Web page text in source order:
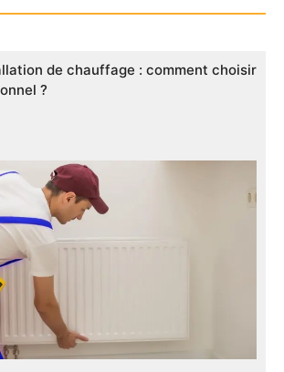
de chauffage : comment choisir
?